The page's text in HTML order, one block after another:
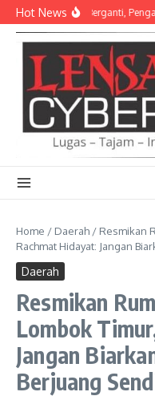
Lewati ke konten
Hot NewsAmanah Berganti,
Home / Daerah / Resmikan
Rachmat Hidayat: Jangan
Daerah
Resmikan
Lombok
Jangan
Berjuang